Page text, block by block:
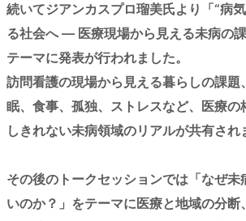
続いてジアンカスプロ瑠美氏より「“病
る社会へ ― 医療現場から見える未病の
テーマに発表が行われました。
訪問看護の現場から見える暮らしの課題
眠、食事、孤独、ストレスなど、医療の
しきれない未病領域のリアルが共有され
その後のトークセッションでは「なぜ未
いのか？」をテーマに医療と地域の分断